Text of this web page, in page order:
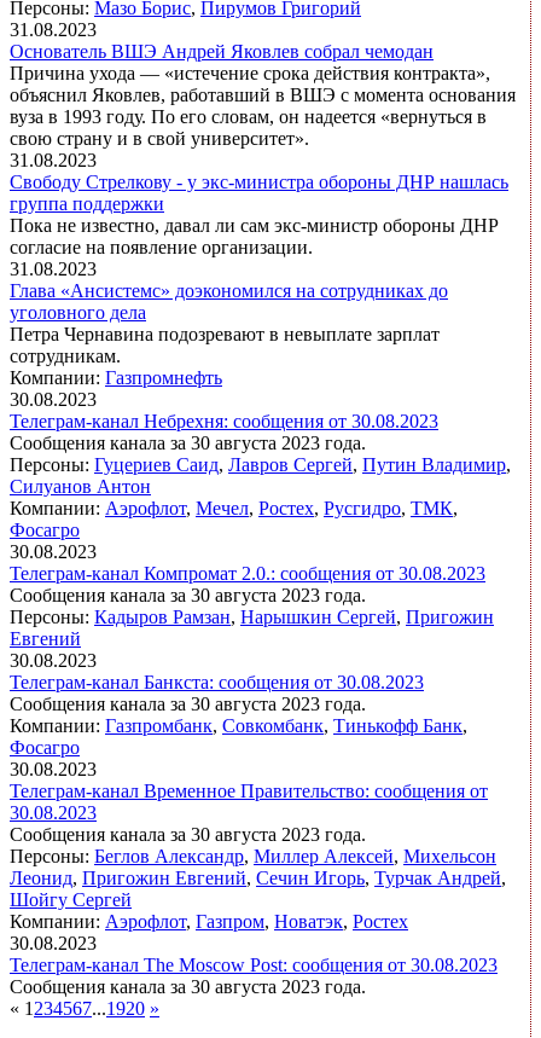
Персоны: Мазо Борис, Пирумов Григорий
31.08.2023
Основатель ВШЭ Андрей Яковлев собрал чемодан
Причина ухода — «истечение срока действия контракта»,
объяснил Яковлев, работавший в ВШЭ с момента основания
вуза в 1993 году. По его словам, он надеется «вернуться в
свою страну и в свой университет».
31.08.2023
Свободу Стрелкову - у экс-министра обороны ДНР нашлась
группа поддержки
Пока не известно, давал ли сам экс-министр обороны ДНР
согласие на появление организации.
31.08.2023
Глава «Ансистемс» доэкономился на сотрудниках до
уголовного дела
Петра Чернавина подозревают в невыплате зарплат
сотрудникам.
Компании: Газпромнефть
30.08.2023
Телеграм-канал Небрехня: сообщения от 30.08.2023
Сообщения канала за 30 августа 2023 года.
Персоны: Гуцериев Саид, Лавров Сергей, Путин Владимир,
Силуанов Антон
Компании: Аэрофлот, Мечел, Ростех, Русгидро, ТМК,
Фосагро
30.08.2023
Телеграм-канал Компромат 2.0.: сообщения от 30.08.2023
Сообщения канала за 30 августа 2023 года.
Персоны: Кадыров Рамзан, Нарышкин Сергей, Пригожин
Евгений
30.08.2023
Телеграм-канал Банкста: сообщения от 30.08.2023
Сообщения канала за 30 августа 2023 года.
Компании: Газпромбанк, Совкомбанк, Тинькофф Банк,
Фосагро
30.08.2023
Телеграм-канал Временное Правительство: сообщения от
30.08.2023
Сообщения канала за 30 августа 2023 года.
Персоны: Беглов Александр, Миллер Алексей, Михельсон
Леонид, Пригожин Евгений, Сечин Игорь, Турчак Андрей,
Шойгу Сергей
Компании: Аэрофлот, Газпром, Новатэк, Ростех
30.08.2023
Телеграм-канал The Moscow Post: сообщения от 30.08.2023
Сообщения канала за 30 августа 2023 года.
« 1 234567...1920 »